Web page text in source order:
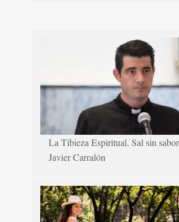
La Tibieza Espiritual. Sal sin
Javier Carralón